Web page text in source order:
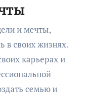
и мечты,
в своих жизнях.
карьерах и
семью и